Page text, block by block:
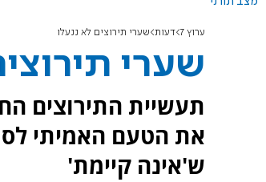
ערוץ 7 דעות שערי תירוצים לא ננעלו
שערי
תעשיית התירוצים
את הטעם האמיתי
ש'אינה קיימת'